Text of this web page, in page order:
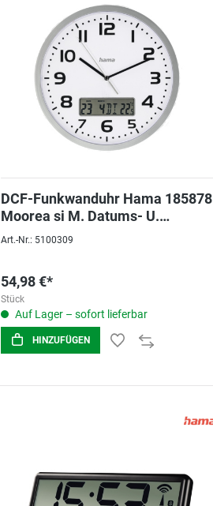
DCF-Funkwanduhr Hama 185878
Moorea si M. Datums- U.
Temperaturanzeige, 30cm
Art.-Nr.: 5100309
54,98 €*
Stück
Auf Lager – sofort lieferbar
HINZUFÜGEN